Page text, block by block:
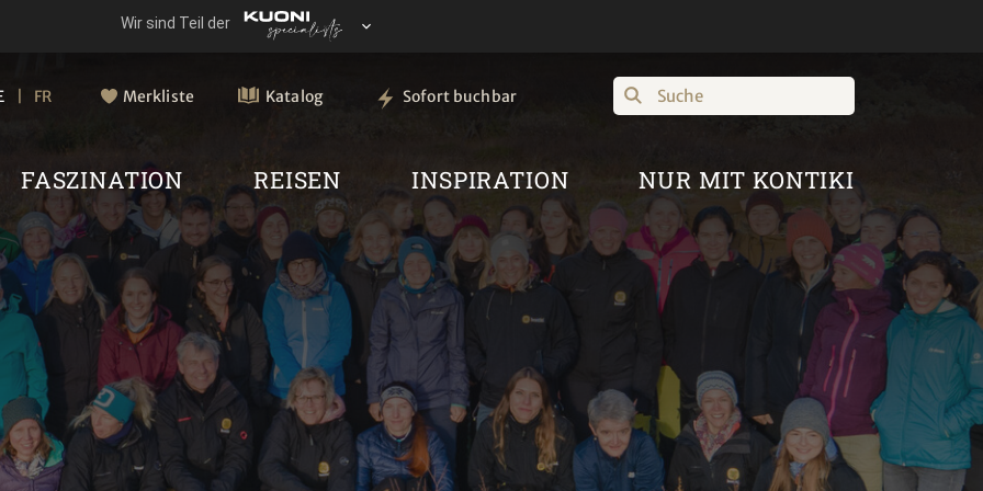
FR Merkliste Katalog Sofort buchbar Suche
FASZINATION REISEN INSPIRATION NUR MIT KONTIKI